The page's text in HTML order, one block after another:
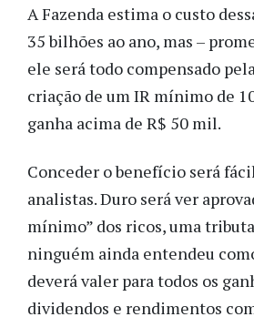
A Fazenda estima o custo
35 bilhões ao ano, mas –
ele será todo compensado
criação de um IR mínimo de
ganha acima de R$ 50 mil.
Conceder o benefício será
analistas. Duro será ver
mínimo” dos ricos, uma
ninguém ainda entendeu
deverá valer para todos os
dividendos e rendimentos